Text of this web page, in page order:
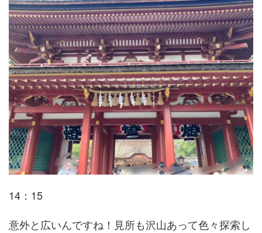
14：15
意外と広いんですね！見所も沢山あって色々探索し